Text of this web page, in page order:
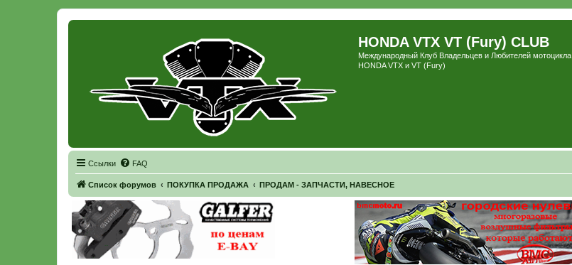
HONDA VTX VT (Fury) CLUB
Международный Клуб Владельцев и Любителей мотоцикла
HONDA VTX и VT (Fury)
Ссылки FAQ
Список форумов ПОКУПКА ПРОДАЖА ПРОДАМ - ЗАПЧАСТИ, НАВЕСНОЕ